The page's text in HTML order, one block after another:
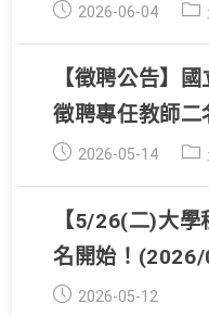
Post
2026-06-04Post
【徵聘公告】
徵聘專任教師二
Post
2026-05-14Post
【5/26(二)大
名開始！
Post
2026-05-12